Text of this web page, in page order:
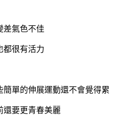
差氣色不佳
都很有活力
單的伸展運動還不會覺得累
還要更青春美麗